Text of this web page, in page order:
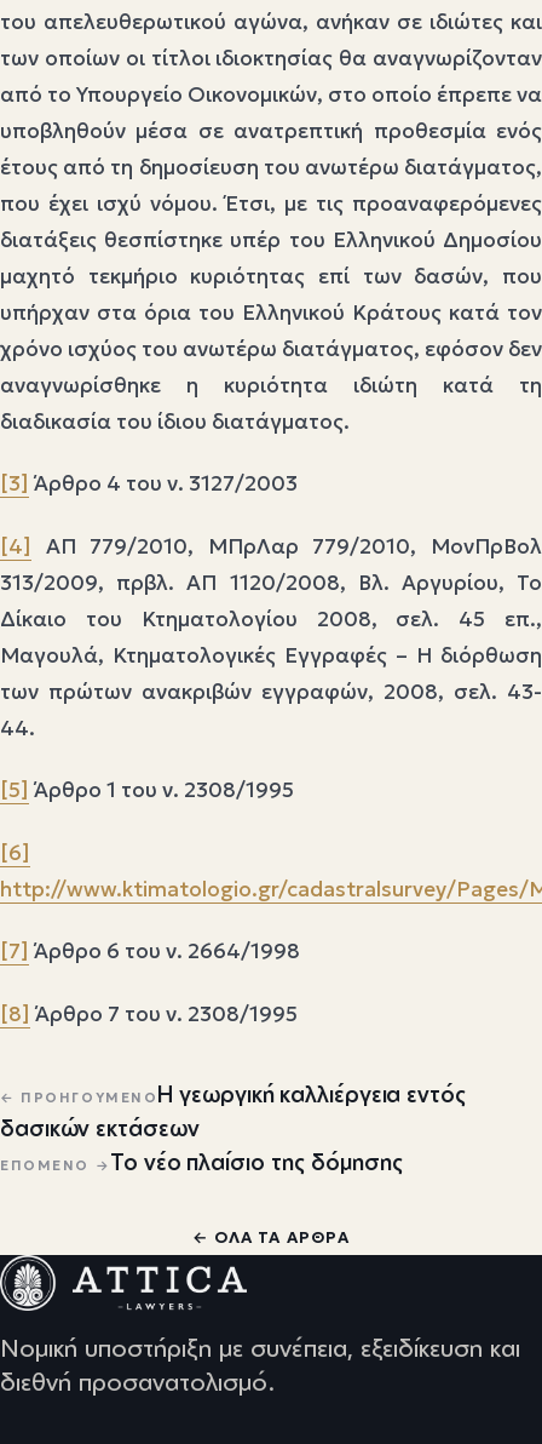
του απελευθερωτικού αγώνα, ανήκαν σε ιδιώτες και
των οποίων οι τίτλοι ιδιοκτησίας θα αναγνωρίζονταν
από το Υπουργείο Οικονομικών, στο οποίο έπρεπε να
υποβληθούν μέσα σε ανατρεπτική προθεσμία ενός
έτους από τη δημοσίευση του ανωτέρω διατάγματος,
που έχει ισχύ νόμου. Έτσι, με τις προαναφερόμενες
διατάξεις θεσπίστηκε υπέρ του Ελληνικού Δημοσίου
μαχητό τεκμήριο κυριότητας επί των δασών, που
υπήρχαν στα όρια του Ελληνικού Κράτους κατά τον
χρόνο ισχύος του ανωτέρω διατάγματος, εφόσον δεν
αναγνωρίσθηκε η κυριότητα ιδιώτη κατά τη
διαδικασία του ίδιου διατάγματος.
[3] Άρθρο 4 του ν. 3127/2003
[4]
ΑΠ 779/2010, ΜΠρΛαρ 779/2010, ΜονΠρΒολ
313/2009, πρβλ. ΑΠ 1120/2008, Βλ. Αργυρίου, Το
Δίκαιο του Κτηματολογίου 2008, σελ. 45 επ.,
Μαγουλά, Κτηματολογικές Εγγραφές – Η διόρθωση
των πρώτων ανακριβών εγγραφών, 2008, σελ. 43-
44.
[5] Άρθρο 1 του ν. 2308/1995
[6]
http://www.ktimatologio.gr/cadastralsurvey/Pages/
[7] Άρθρο 6 του ν. 2664/1998
[8] Άρθρο 7 του ν. 2308/1995
Πλοήγηση άρθρων
← ΠΡΟΗΓΟΎΜΕΝΟ Η γεωργική καλλιέργεια εντός
δασικών εκτάσεων
ΕΠΌΜΕΝΟ → Το νέο πλαίσιο της δόμησης
← ΌΛΑ ΤΑ ΆΡΘΡΑ
Νομική υποστήριξη με συνέπεια, εξειδίκευση και
διεθνή προσανατολισμό.